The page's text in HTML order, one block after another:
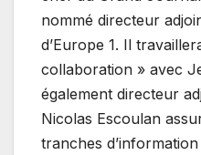
nommé directeur
d’Europe 1. Il
collaboration » avec
également directeur
Nicolas Escoulan
tranches